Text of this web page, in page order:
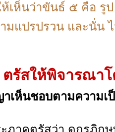
ห้เห็นว่าขันธ์ ๕ คือ รู
แปรปรวน และนั่น ไ
ตรัสให้พิจารณา
เห็นชอบตามความเ
ภาคตรัสว่า ดูกรภิก